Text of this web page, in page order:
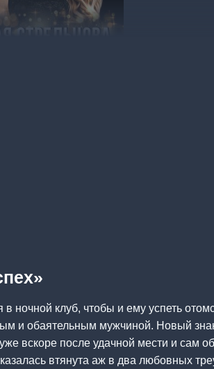
ночной клуб, чтобы и ему успеть
и обаятельным мужчиной. Новый
вскоре после удачной мести и сам
втянута аж в два любовных